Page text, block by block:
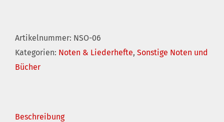
Oberfranken
Menge
Artikelnummer: NSO-06
Kategorien: Noten & Liederhefte, Sonstige Noten und
Bücher
Beschreibung